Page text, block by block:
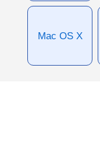
Mac OS X